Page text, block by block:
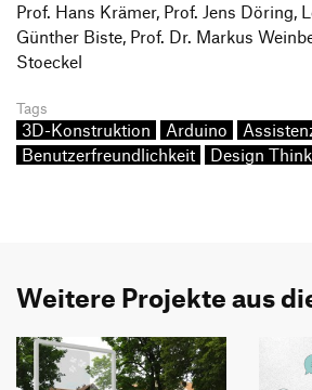
Prof. Hans Krämer, Prof. Jens Döring,
Günther Biste, Prof. Dr. Markus
Stoeckel
Tags
3D-Konstruktion Arduino
Benutzerfreundlichkeit
Design
Weitere Projekte aus